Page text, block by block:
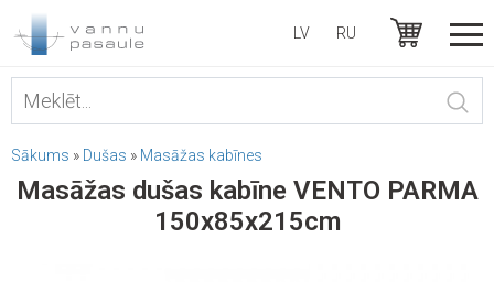
LV RU
Sākums » Dušas » Masāžas kabīnes
Masāžas dušas kabīne VENTO PARMA
150x85x215cm